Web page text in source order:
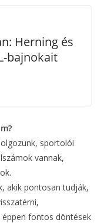
Herning és
bajnokait
sportolói
vannak,
akik pontosan tudják,
fontos döntések